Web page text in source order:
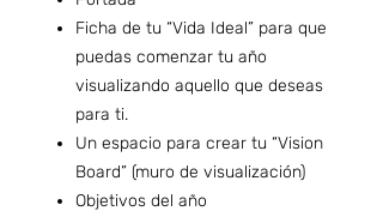
Ficha de tu “Vida Ideal” para que
puedas comenzar tu año
visualizando aquello que deseas
para ti.
Un espacio para crear tu “Vision
Board” (muro de visualización)
Objetivos del año